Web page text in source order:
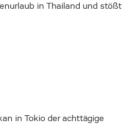
in Thailand und stößt
in Tokio der achttägige